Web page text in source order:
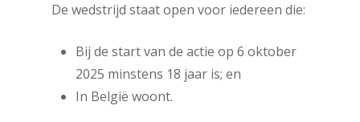
De wedstrijd staat open voor iedereen die:
Bij de start van de actie op 6 oktober
2025 minstens 18 jaar is; en
In België woont.